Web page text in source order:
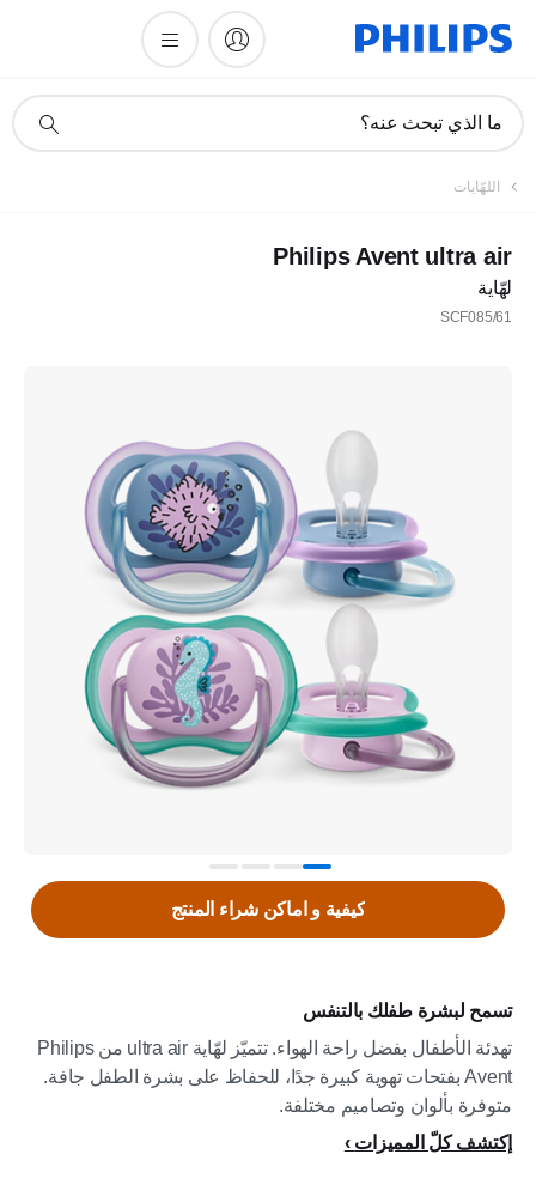
دعم
ما الذي تبحث عنه؟
اللهّايات
Philips Avent ultra air
لهّاية
SCF085/61
تسمح لبشرة طفلك بالتنفس
تهدئة الأطفال بفضل راحة الهواء. تتميّز لهّاية ultra air من Philips
Avent بفتحات تهوية كبيرة جدًا، للحفاظ على بشرة الطفل جافة.
متوفرة بألوان وتصاميم مختلفة.
إكتشف كلّ المميزات
كيفية و اماكن شراء المنتج